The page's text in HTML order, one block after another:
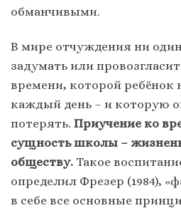
обманчивыми.
В мире отчуждения ни
задумать или
времени, которой ребёнок
каждый день – и которую
потерять. Приучение ко
сущность школы –
обществу. Такое
определил Фрезер (1984),
в себе все основные